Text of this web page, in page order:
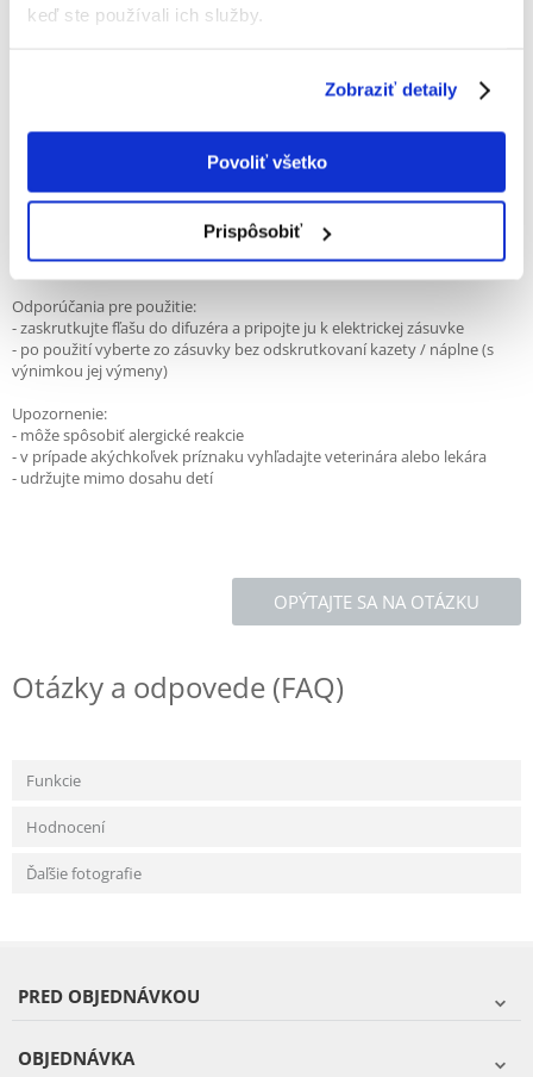
keď ste používali ich služby.
Zobraziť detaily
Povoliť všetko
Prispôsobiť
- môže byť použitý bez ohľadu na vek, plemeno alebo veľkosť zvieraťa
- znižuje nadmerné mňaučeie, hryzenie a škrabanie
- v prípade nežiaduceho správania sa odporúča najprv navštíviť
- so zmenami prostredia - sťahovanie, renovácia
- čaká sa predstavenie nových ľudí, zvierat alebo predmetov do bytu
- pri búrke alebo ohňostrojoch
- pri behaviorálnej terapií
Odporúčania pre použitie:
- zaskrutkujte fľašu do difuzéra a pripojte ju k elektrickej zásuvke
- po použití vyberte zo zásuvky bez odskrutkovaní kazety / náplne (s
výnimkou jej výmeny)
Upozornenie:
- môže spôsobiť alergické reakcie
- v prípade akýchkoľvek príznaku vyhľadajte veterinára alebo lekára
- udržujte mimo dosahu detí
OPÝTAJTE SA NA OTÁZKU
Otázky a odpovede (FAQ)
Funkcie
Hodnocení
Ďaľšie fotografie
PRED OBJEDNÁVKOU
OBJEDNÁVKA